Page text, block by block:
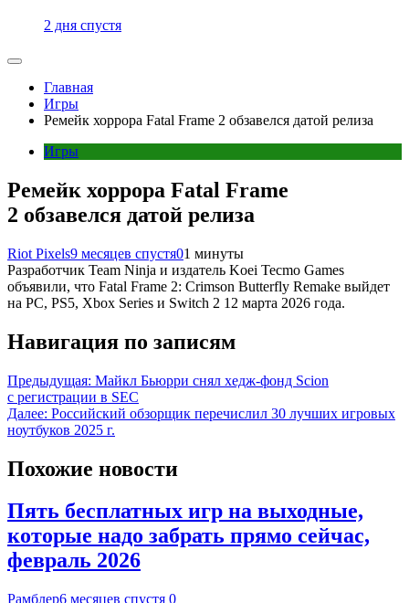
2 дня спустя
Главная
Игры
Ремейк хоррора Fatal Frame 2 обзавелся датой релиза
Игры
Ремейк хоррора Fatal Frame
2 обзавелся датой релиза
Riot Pixels9 месяцев спустя01 минуты
Разработчик Team Ninja и издатель Koei Tecmo Games
объявили, что Fatal Frame 2: Crimson Butterfly Remake выйдет
на PC, PS5, Xbox Series и Switch 2 12 марта 2026 года.
Навигация по записям
Предыдущая: Майкл Бьюрри снял хедж-фонд Scion
с регистрации в SEC
Далее: Российский обзорщик перечислил 30 лучших игровых
ноутбуков 2025 г.
Похожие новости
Пять бесплатных игр на выходные,
которые надо забрать прямо сейчас,
февраль 2026
Рамблер6 месяцев спустя 0